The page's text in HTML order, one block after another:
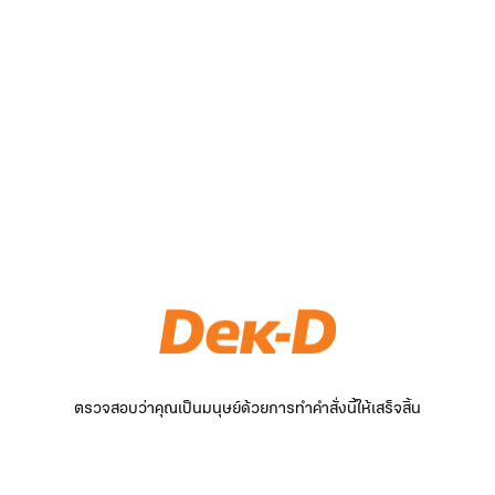
ตรวจสอบว่าคุณเป็นมนุษย์ด้วยการทำคำสั่งนี้ให้เสร็จสิ้น